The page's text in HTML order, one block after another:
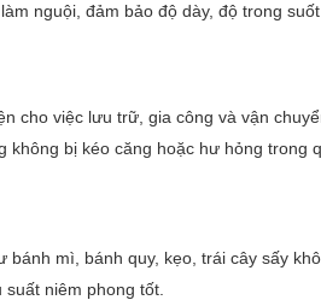
nguội, đảm bảo độ dày, độ trong
cho việc lưu trữ, gia công và vận
bị kéo căng hoặc hư hỏng trong
mì, bánh quy, kẹo, trái cây sấy
niêm phong tốt.